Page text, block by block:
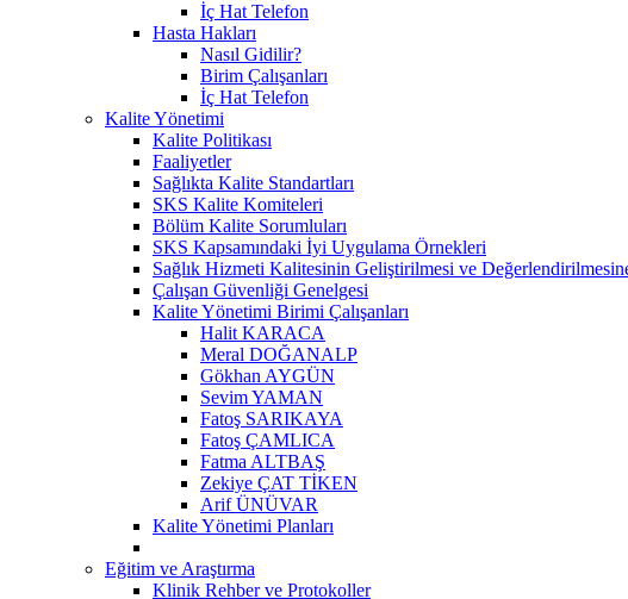
İç Hat Telefon
Hasta Hakları
Nasıl Gidilir?
Birim Çalışanları
İç Hat Telefon
Kalite Yönetimi
Kalite Politikası
Faaliyetler
Sağlıkta Kalite Standartları
SKS Kalite Komiteleri
Bölüm Kalite Sorumluları
SKS Kapsamındaki İyi Uygulama Örnekleri
Sağlık Hizmeti Kalitesinin Geliştirilmesi ve
Çalışan Güvenliği Genelgesi
Kalite Yönetimi Birimi Çalışanları
Halit KARACA
Meral DOĞANALP
Gökhan AYGÜN
Sevim YAMAN
Fatoş SARIKAYA
Fatoş ÇAMLICA
Fatma ALTBAŞ
Zekiye ÇAT TİKEN
Arif ÜNÜVAR
Kalite Yönetimi Planları
Eğitim ve Araştırma
Klinik Rehber ve Protokoller